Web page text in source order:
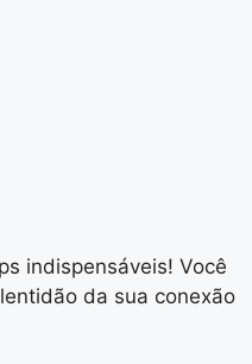
indispensáveis! Você
da sua conexão